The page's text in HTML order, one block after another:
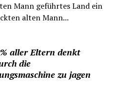
Mann geführtes Land ein
alten Mann...
aller Eltern denkt
die
zu jagen